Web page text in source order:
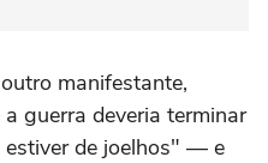
manifestante,
guerra deveria terminar
de joelhos" — e